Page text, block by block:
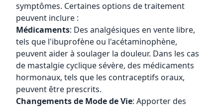
symptômes. Certaines options de traitement
peuvent inclure :
Médicaments: Des analgésiques en vente libre,
tels que l'ibuprofène ou l'acétaminophène,
peuvent aider à soulager la douleur. Dans les cas
de mastalgie cyclique sévère, des médicaments
hormonaux, tels que les contraceptifs oraux,
peuvent être prescrits.
Changements de Mode de Vie: Apporter des